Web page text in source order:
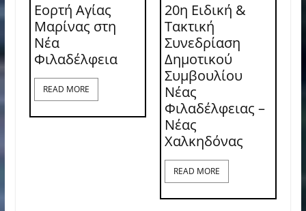
Εορτή Αγίας
Μαρίνας στη
Νέα
Φιλαδέλφεια
READ MORE
20η Ειδική &
Τακτική
Συνεδρίαση
Δημοτικού
Συμβουλίου
Νέας
Φιλαδέλφειας –
Νέας
Χαλκηδόνας
READ MORE